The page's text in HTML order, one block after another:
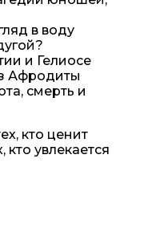
в воду
и Гелиосе
Афродиты
смерть и
кто ценит
кто увлекается